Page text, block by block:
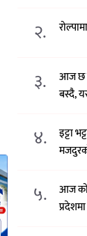
२.
३.
आज छ
बस्दै,
४.
इट्टा
५.
आज